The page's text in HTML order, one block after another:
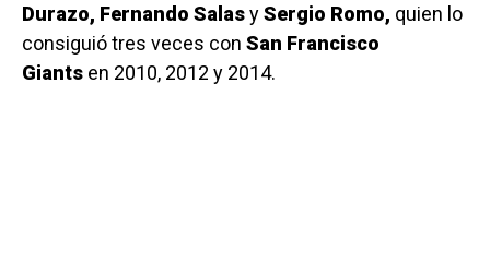
Durazo, Fernando SalasySergio Romo, quien lo
consiguió tres veces con San Francisco
Giants en 2010, 2012 y 2014.